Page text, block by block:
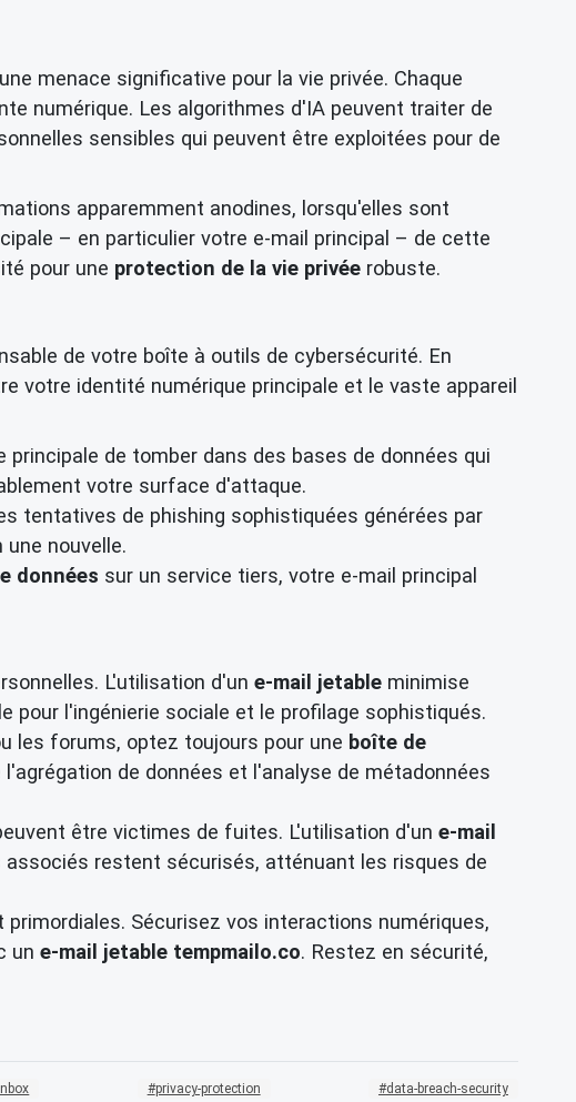
menace significative pour la vie privée. Chaque
numérique. Les algorithmes d'IA peuvent traiter de
sensibles qui peuvent être exploitées pour de
apparemment anodines, lorsqu'elles sont
– en particulier votre e-mail principal – de cette
pour une protection de la vie privée robuste.
de votre boîte à outils de cybersécurité. En
votre identité numérique principale et le vaste appareil
de tomber dans des bases de données qui
votre surface d'attaque.
tentatives de phishing sophistiquées générées par
nouvelle.
données sur un service tiers, votre e-mail principal
L'utilisation d'un e-mail jetable minimise
pour l'ingénierie sociale et le profilage sophistiqués.
les forums, optez toujours pour une boîte de
de données et l'analyse de métadonnées
être victimes de fuites. L'utilisation d'un e-mail
restent sécurisés, atténuant les risques de
Sécurisez vos interactions numériques,
un e-mail jetable tempmailo.co. Restez en sécurité,
privacy-protection data-breach-security